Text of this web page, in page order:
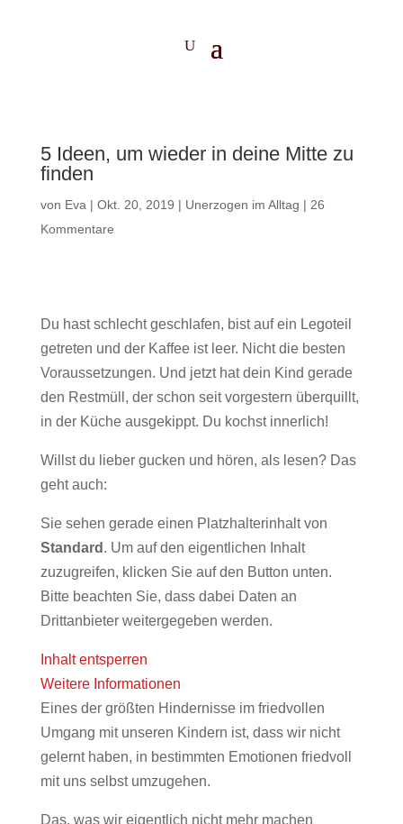
5 Ideen, um wieder in deine Mitte zu
finden
von Eva | Okt. 20, 2019 | Unerzogen im Alltag | 26
Kommentare
Du hast schlecht geschlafen, bist auf ein Legoteil
getreten und der Kaffee ist leer. Nicht die besten
Voraussetzungen. Und jetzt hat dein Kind gerade
den Restmüll, der schon seit vorgestern überquillt,
in der Küche ausgekippt. Du kochst innerlich!
Willst du lieber gucken und hören, als lesen? Das
geht auch:
Sie sehen gerade einen Platzhalterinhalt von
Standard . Um auf den eigentlichen Inhalt
zuzugreifen, klicken Sie auf den Button unten.
Bitte beachten Sie, dass dabei Daten an
Drittanbieter weitergegeben werden.
Inhalt entsperren
Weitere Informationen
Eines der größten Hindernisse im friedvollen
Umgang mit unseren Kindern ist, dass wir nicht
gelernt haben, in bestimmten Emotionen friedvoll
mit uns selbst umzugehen.
Das, was wir eigentlich nicht mehr machen